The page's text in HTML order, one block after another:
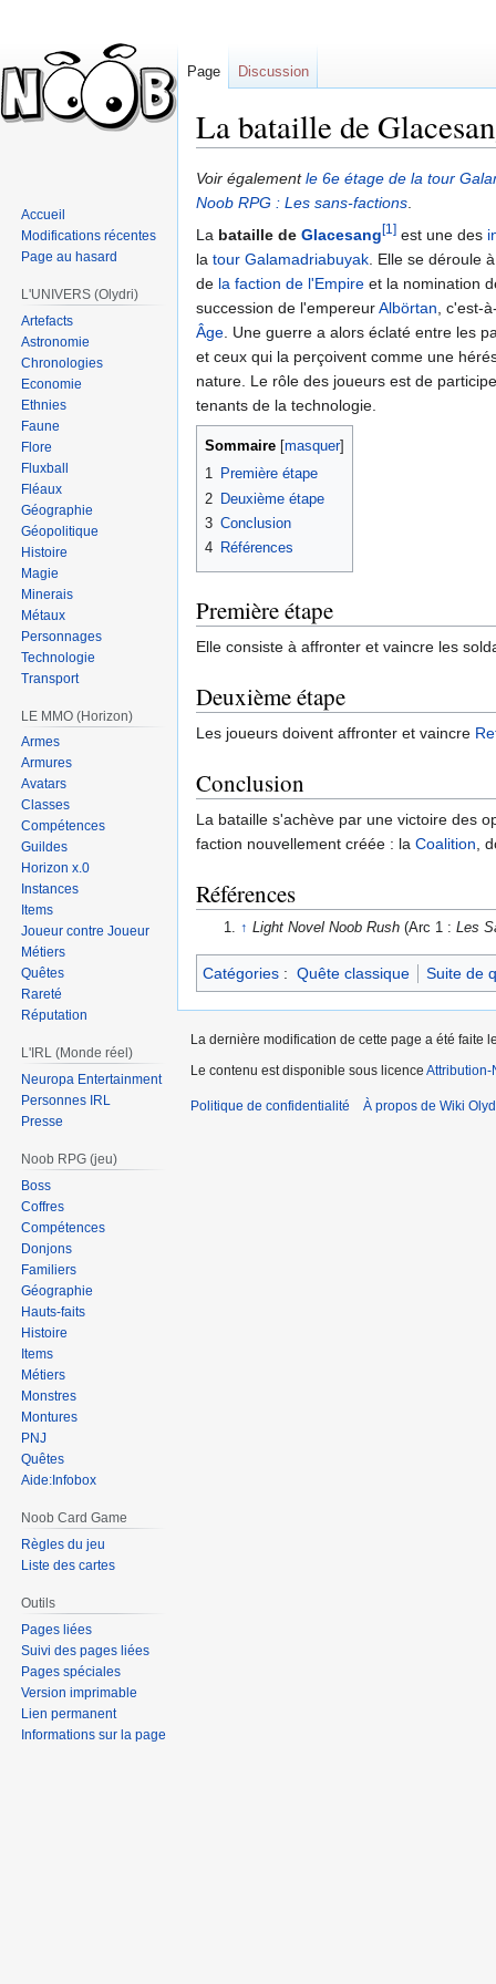
La bataille de
Sauter
à
la
navigation
Sauter
à
la
recherche
Voir égalementle 6e étage de la tour
Noob RPG : Les sans-factions.
La bataille de Glacesang[1] est une des
la tour Galamadriabuyak. Elle se déroule
de la faction de l'Empire et la nomination
succession de l'empereurAlbörtan, c'est-
Âge. Une guerre a alors éclaté entre les
et ceux qui la perçoivent comme une
nature. Le rôle des joueurs est de
tenants de la technologie.
Sommaire
1 Première étape
2 Deuxième étape
3 Conclusion
4 Références
Première étape
Elle consiste à affronter et vaincre les
Deuxième étape
Les joueurs doivent affronter et vaincre
Conclusion
La bataille s'achève par une victoire des
faction nouvellement créée : la Coalition,
Références
↑ Light Novel Noob Rush (Arc 1 :Les
Catégories : Quête classique Suite de
Page Discussion
Accueil
Modifications récentes
Page au hasard
L'UNIVERS (Olydri)
Artefacts
Astronomie
Chronologies
Economie
Ethnies
Faune
Flore
Fluxball
Fléaux
Géographie
Géopolitique
Histoire
Magie
Minerais
Métaux
Personnages
Technologie
Transport
LE MMO (Horizon)
Armes
Armures
Avatars
Classes
Compétences
Guildes
Horizon x.0
Instances
Items
Joueur contre Joueur
Métiers
Quêtes
Rareté
Réputation
L'IRL (Monde réel)
Neuropa Entertainment
Personnes IRL
Presse
Noob RPG (jeu)
Boss
Coffres
Compétences
Donjons
Familiers
Géographie
Hauts-faits
Histoire
Items
Métiers
Monstres
Montures
PNJ
Quêtes
Aide:Infobox
Noob Card Game
Règles du jeu
Liste des cartes
Outils
Pages liées
Suivi des pages liées
Pages spéciales
Version imprimable
Lien permanent
Informations sur la page
La dernière modification de cette page a été faite
Le contenu est disponible sous licence Attribution-
Politique de confidentialité À propos de Wiki